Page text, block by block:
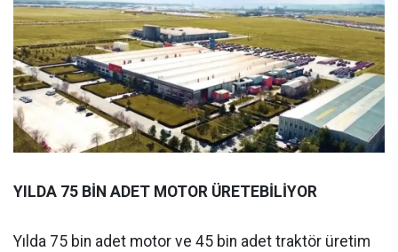
YILDA 75 BİN ADET MOTOR ÜRETEBİLİYOR
Yılda 75 bin adet motor ve 45 bin adet traktör üretim